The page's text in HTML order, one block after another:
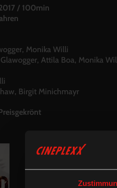
/ 100min
Monika Willi
Attila Boa, Monika
Birgit Minichmayr